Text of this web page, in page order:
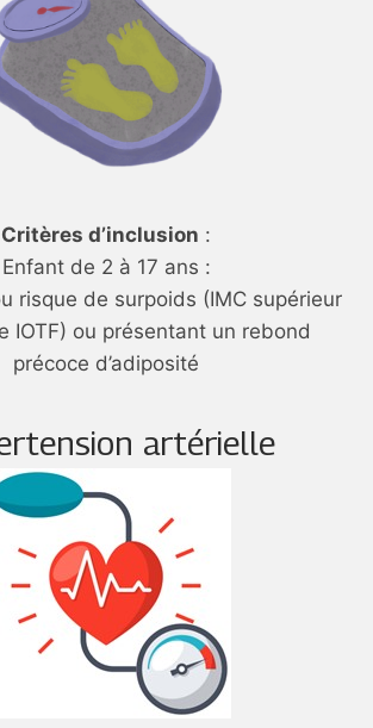
Critères d’inclusion :
Enfant de 2 à 17 ans :
risque de surpoids (IMC supérieur
IOTF) ou présentant un rebond
précoce d’adiposité
artérielle